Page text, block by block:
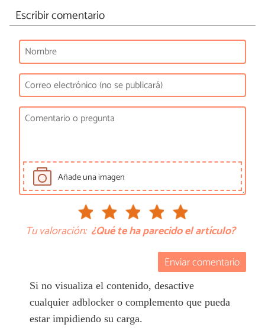
Escribir comentario
Añade una imagen
Tu valoración: ¿Qué te ha parecido el artículo?
Enviar comentario
Si no visualiza el contenido, desactive
cualquier adblocker o complemento que pueda
estar impidiendo su carga.